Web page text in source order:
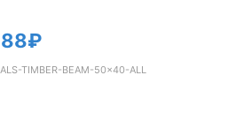
Первоначальная
цена
88₽Текущая
цена:
TIMBER-BEAM-50x40-ALL